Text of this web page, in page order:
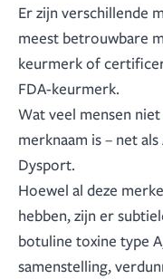
Er zijn verschillende
meest betrouwbare
keurmerk of
FDA-keurmerk.
Wat veel mensen
merknaam is – net
Dysport.
Hoewel al deze
hebben, zijn er
botuline toxine type
samenstelling,